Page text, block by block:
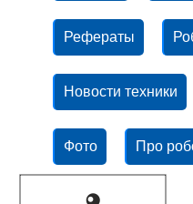
Рефераты
Новости техники
Фото Про